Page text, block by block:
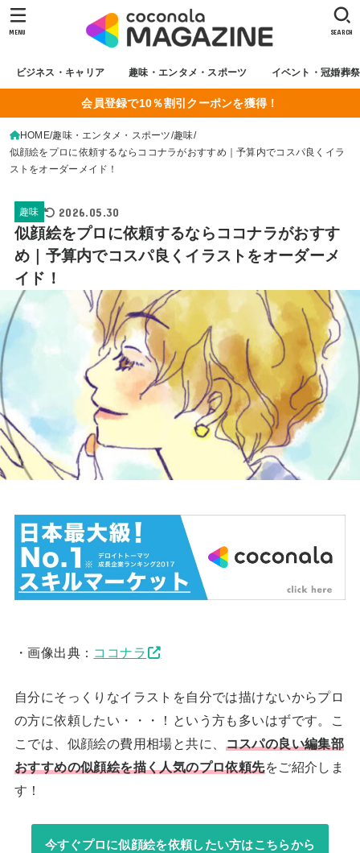
ビジネス・キャリア 趣味・エンタメ・スポーツ イベント・冠婚葬祭
SEARCH
MENU
会員登録で10％割引クーポンを獲得！
HOME 趣味・エンタメ・スポーツ 趣味
似顔絵をプロに依頼するならココナラがおすすめ｜予算内でコスパ良くイラ
ストをオーダーメイド！
趣味 2026.05.30
似顔絵をプロに依頼するならココナラがおすす
め｜予算内でコスパ良くイラストをオーダーメ
イド！
・画像出典： ココナラ
自分にそっくりなイラストを自分では描けないからプロ
の方に依頼したい・・・！という方も多いはずです。こ
こでは、似顔絵の費用相場と共に、 コスパの良い編集部
おすすめの似顔絵を描く人気のプロ依頼先をご紹介しま
す！
今すぐプロに似顔絵を依頼したい方はこちらから